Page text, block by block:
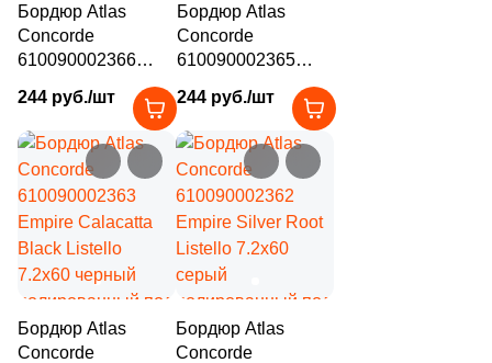
Бордюр Atlas
Concorde
610090002366
Empire Statuario
Listello 7.2x60
бежевый матовый
под камень
244 руб./шт
Бордюр Atlas
Concorde
610090002365
Empire Arabescato
Listello 7.2x60
бежевый матовый
под камень
244 руб./шт
Бордюр Atlas
Concorde
Бордюр Atlas
Concorde